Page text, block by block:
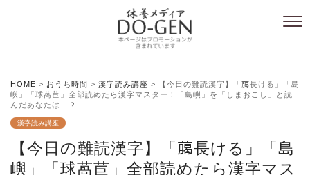
HOME > おうち時間 > 漢字読み講座 >
【今日の難読漢字】「﨟長ける」「島
嶼」「球萵苣」全部読めたら漢字マスター！「島嶼」を「しまおこし」と読
んだあなたは…？
漢字読み講座
【今日の難読漢字】「﨟長ける」「島
嶼」「球萵苣」全部読めたら漢字マス